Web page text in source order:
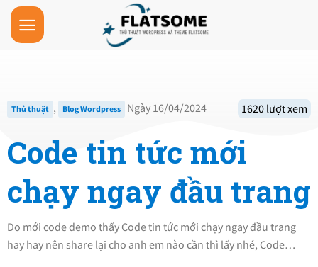
Skip
content
Thủ thuật , Blog Wordpress Ngày 16/04/2024 1620 lượt xem
Code tin tức mới
chạy ngay đầu trang
Do mới code demo thấy Code tin tức mới chạy ngay đầu trang
hay hay nên share lại cho anh em nào cần thì lấy nhé, Code…